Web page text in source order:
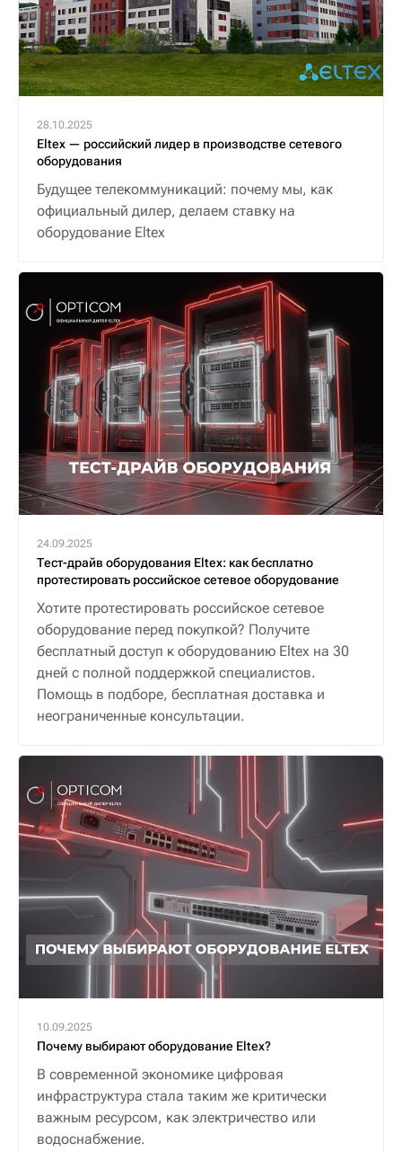
28.10.2025
Eltex — российский лидер в производстве сетевого
оборудования
Будущее телекоммуникаций: почему мы, как
официальный дилер, делаем ставку на
оборудование Eltex
24.09.2025
Тест-драйв оборудования Eltex: как бесплатно
протестировать российское сетевое оборудование
Хотите протестировать российское сетевое
оборудование перед покупкой? Получите
бесплатный доступ к оборудованию Eltex на 30
дней с полной поддержкой специалистов.
Помощь в подборе, бесплатная доставка и
неограниченные консультации.
10.09.2025
Почему выбирают оборудование Eltex?
В современной экономике цифровая
инфраструктура стала таким же критически
важным ресурсом, как электричество или
водоснабжение.